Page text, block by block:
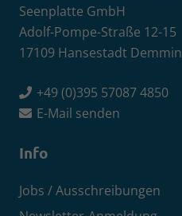
Seenplatte GmbH
Adolf-Pompe-Straße 12-15
17109 Hansestadt Demmin
+49 (0)395 57087 4850
E-Mail senden
Info
Jobs / Ausschreibungen